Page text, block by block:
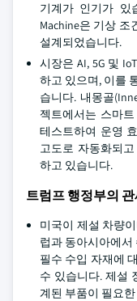
기계가 인기가 있
Machine은 기상 조
설계되었습니다.
시장은 AI, 5G 및
하고 있으며, 이를
습니다. 내몽골
젝트에서는 스마
테스트하여 운영
고도로 자동화되
하고 있습니다.
트럼프 행정부의
미국이 제설 차량
럽과 동아시아에서
필수 수입 자재에
수 있습니다. 제설
계된 부품이 필요